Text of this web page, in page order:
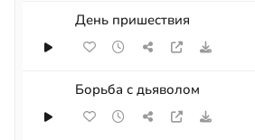
День пришествия
Борьба с дьяволом